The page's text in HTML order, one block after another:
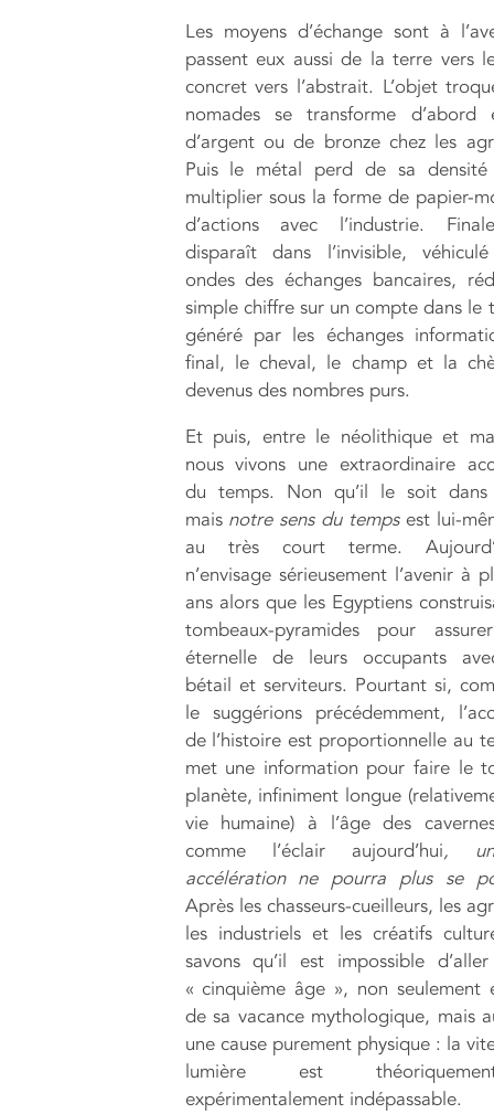
Les moyens d’échange sont à
passent eux aussi de la terre vers
concret vers l’abstrait. L’objet
nomades se transforme d’abord
d’argent ou de bronze chez les
Puis le métal perd de sa
multiplier sous la forme de papier-
d’actions avec l’industrie.
disparaît dans l’invisible,
ondes des échanges bancaires,
simple chiffre sur un compte dans le
généré par les échanges
final, le cheval, le champ et la
devenus des nombres purs.
Et puis, entre le néolithique et
nous vivons une extraordinaire
du temps. Non qu’il le soit dans
mais notre sens du tempsest lui-
au très court terme.
n’envisage sérieusement l’avenir à
ans alors que les Egyptiens
tombeaux-pyramides pour
éternelle de leurs occupants
bétail et serviteurs. Pourtant si,
le suggérions précédemment,
de l’histoire est proportionnelle au
met une information pour faire le
planète, infiniment longue
vie humaine) à l’âge des
comme l’éclair aujourd’hui,
accélération ne pourra plus se
Après les chasseurs-cueilleurs, les
les industriels et les créatifs
savons qu’il est impossible
« cinquième âge », non seulement
de sa vacance mythologique, mais
une cause purement physique : la
lumière est
expérimentalement indépassable.